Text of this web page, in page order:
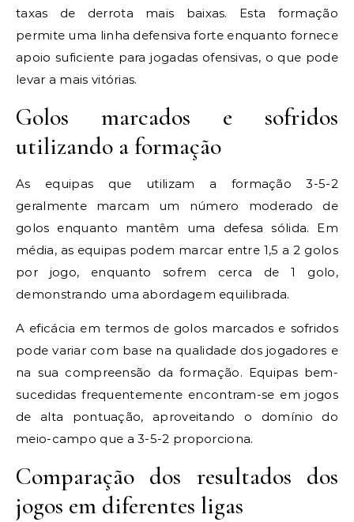
taxas de derrota mais baixas. Esta formação
permite uma linha defensiva forte enquanto fornece
apoio suficiente para jogadas ofensivas, o que pode
levar a mais vitórias.
Golos marcados e sofridos
utilizando a formação
As equipas que utilizam a formação 3-5-2
geralmente marcam um número moderado de
golos enquanto mantêm uma defesa sólida. Em
média, as equipas podem marcar entre 1,5 a 2 golos
por jogo, enquanto sofrem cerca de 1 golo,
demonstrando uma abordagem equilibrada.
A eficácia em termos de golos marcados e sofridos
pode variar com base na qualidade dos jogadores e
na sua compreensão da formação. Equipas bem-
sucedidas frequentemente encontram-se em jogos
de alta pontuação, aproveitando o domínio do
meio-campo que a 3-5-2 proporciona.
Comparação dos resultados dos
jogos em diferentes ligas